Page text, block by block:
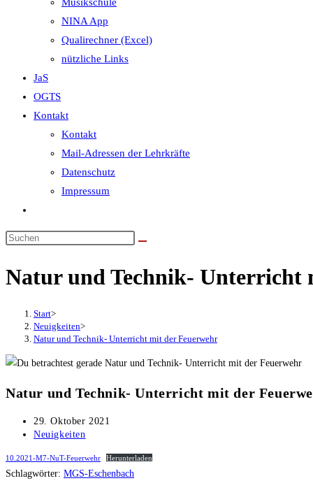
NINA App
Qualirechner (Excel)
nützliche Links
JaS
OGTS
Kontakt
Kontakt
Mail-Adressen der Lehrkräfte
Datenschutz
Impressum
umschalten
Natur und Technik- Unterricht
Start>
Neuigkeiten>
Natur und Technik- Unterricht mit der Feuerwehr
Natur und Technik- Unterricht mit der
Beitrag
veröffentlicht:
29. Oktober 2021
Beitrags-
Neuigkeiten
10.2021-M7-NuT-Feuerwehr Herunterladen
Schlagwörter: MGS-Eschenbach